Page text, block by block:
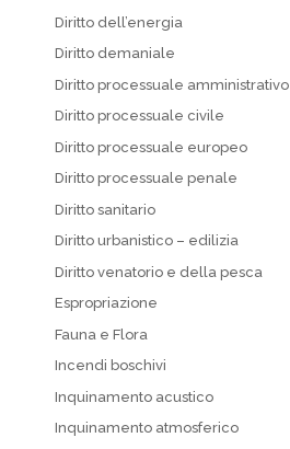
Diritto dell’energia
Diritto demaniale
Diritto processuale amministrativo
Diritto processuale civile
Diritto processuale europeo
Diritto processuale penale
Diritto sanitario
Diritto urbanistico – edilizia
Diritto venatorio e della pesca
Espropriazione
Fauna e Flora
Incendi boschivi
Inquinamento acustico
Inquinamento atmosferico